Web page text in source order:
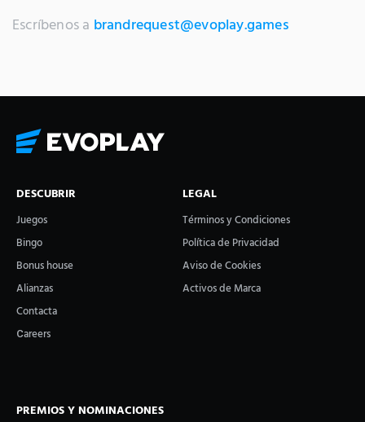
Escríbenos a brandrequest@evoplay.games
DESCUBRIR
Juegos
Bingo
Bonus house
Alianzas
Contacta
Сareers
LEGAL
Términos y Condiciones
Política de Privacidad
Aviso de Cookies
Activos de Marca
PREMIOS Y NOMINACIONES